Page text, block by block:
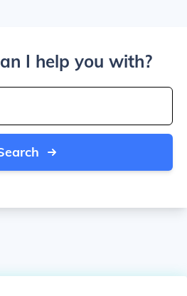
I help you with?